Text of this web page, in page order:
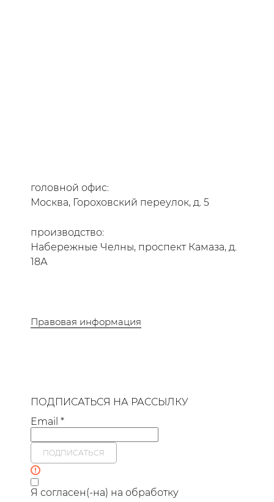
головной офис:
Москва, Гороховский переулок, д. 5
производство:
Набережные Челны, проспект Камаза, д.
18А
Правовая информация
ПОДПИСАТЬСЯ НА РАССЫЛКУ
Email *
ПОДПИСАТЬСЯ
Я согласен(-на) на обработку